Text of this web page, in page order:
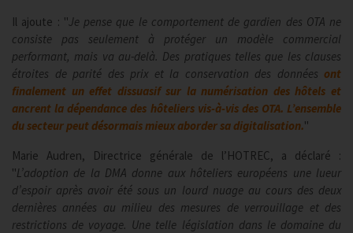
Il ajoute : "Je pense que le comportement de gardien des OTA ne
consiste pas seulement à protéger un modèle commercial
performant, mais va au-delà. Des pratiques telles que les clauses
étroites de parité des prix et la conservation des données ont
finalement un effet dissuasif sur la numérisation des hôtels et
ancrent la dépendance des hôteliers vis-à-vis des OTA. L’ensemble
du secteur peut désormais mieux aborder sa digitalisation."
Marie Audren, Directrice générale de l’HOTREC, a déclaré :
"L’adoption de la DMA donne aux hôteliers européens une lueur
d’espoir après avoir été sous un lourd nuage au cours des deux
dernières années au milieu des mesures de verrouillage et des
restrictions de voyage. Une telle législation dans le domaine du